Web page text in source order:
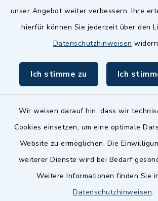
unser Angebot weiter verbessern. Ihre
hierfür können Sie jederzeit über den
Datenschutzhinweisen
Ich stimme zu Ich
Wir weisen darauf hin, dass wir
Cookies einsetzen, um eine optimale
Website zu ermöglichen. Die
weiterer Dienste wird bei Bedarf
Weitere Informationen finden Sie
Datenschutzhinweisen.
Zenngrund Allianz
Dillenberggruppe
inixmedia GmbH
Barrierefreiheit